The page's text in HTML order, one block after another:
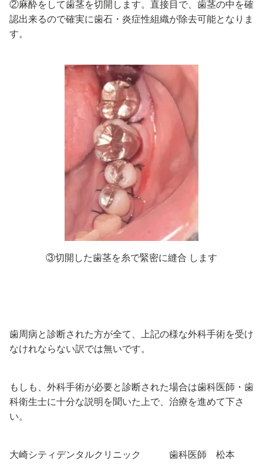
②麻酔をして歯茎を切開します。直接目で、歯茎の中を確
認出来るので確実に歯石・炎症性組織が除去可能となりま
す。
③切開した歯茎を糸で緊密に縫合 します
歯周病と診断された方が全て、上記の様な外科手術を受け
なけれならない訳では無いです。
もしも、外科手術が必要と診断された場合は歯科医師・歯
科衛生士に十分な説明を聞いた上で、治療を進めて下さ
い。
大崎シティデンタルクリニック 歯科医師 松本